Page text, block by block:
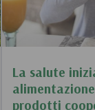
di
La salute
prodotti